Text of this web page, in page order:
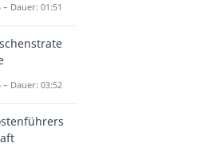
– Dauer: 01:51
– Dauer: 03:52